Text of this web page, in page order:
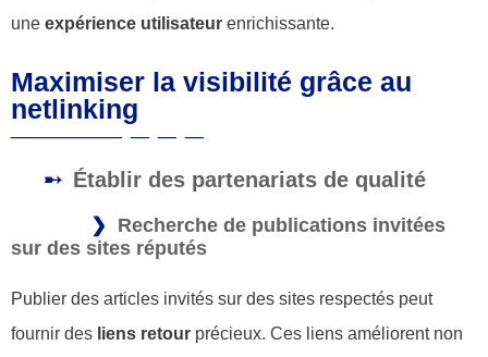
une expérience utilisateur enrichissante.
Maximiser la visibilité grâce au
netlinking
Établir des partenariats de qualité
Recherche de publications invitées
sur des sites réputés
Publier des articles invités sur des sites respectés peut
fournir des liens retour précieux. Ces liens améliorent non